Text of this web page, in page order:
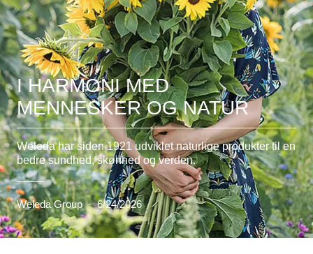
I HARMONI MED
MENNESKER OG NATUR
Weleda har siden 1921 udviklet naturlige produkter til en
bedre sundhed, skønhed og verden.
Weleda Group · 6/24/2026